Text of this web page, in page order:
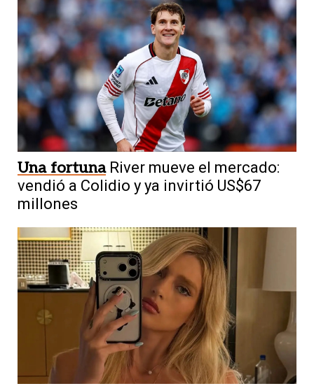
Una fortuna River mueve el mercado:
vendió a Colidio y ya invirtió US$67
millones